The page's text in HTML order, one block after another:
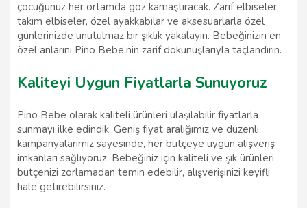
çocuğunuz her ortamda göz kamaştıracak. Zarif elbiseler,
takım elbiseler, özel ayakkabılar ve aksesuarlarla özel
günlerinizde unutulmaz bir şıklık yakalayın. Bebeğinizin en
özel anlarını Pino Bebe’nin zarif dokunuşlarıyla taçlandırın.
Kaliteyi Uygun Fiyatlarla Sunuyoruz
Pino Bebe olarak kaliteli ürünleri ulaşılabilir fiyatlarla
sunmayı ilke edindik. Geniş fiyat aralığımız ve düzenli
kampanyalarımız sayesinde, her bütçeye uygun alışveriş
imkanları sağlıyoruz. Bebeğiniz için kaliteli ve şık ürünleri
bütçenizi zorlamadan temin edebilir, alışverişinizi keyifli
hale getirebilirsiniz.